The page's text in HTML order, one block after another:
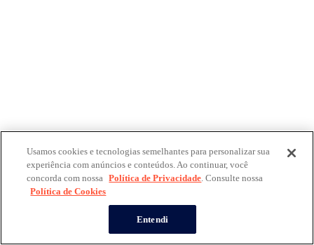
Usamos cookies e tecnologias semelhantes para personalizar sua
experiência com anúncios e conteúdos. Ao continuar, você
concorda com nossa Política de Privacidade. Consulte nossa
Política de Cookies
Entendi